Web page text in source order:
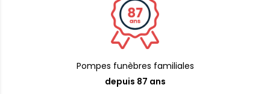
Pompes funèbres familiales
depuis 87 ans